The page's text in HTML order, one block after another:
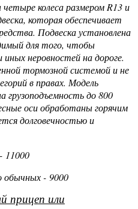
колеса размером R13 и
которая обеспечивает
Подвеска установлена
для того, чтобы
неровностей на дороге.
тормозной системой и не
в правах. Модель
грузоподъемность до 800
оси обработаны горячим
долговечностью и
11000
обычных - 9000
прицеп или